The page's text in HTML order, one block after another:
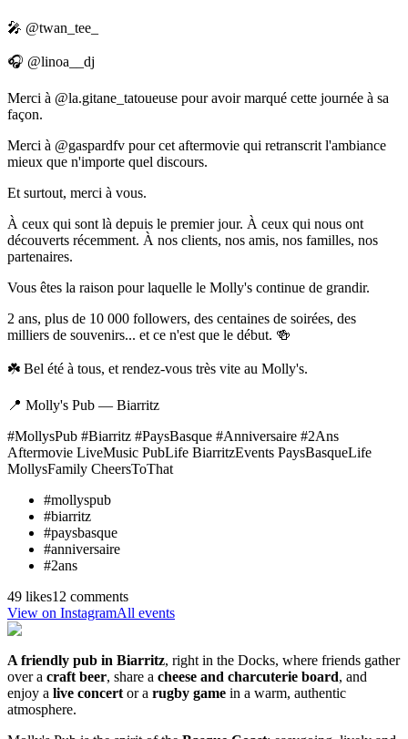
🎤 @twan_tee_
🎧 @linoa__dj
Merci à @la.gitane_tatoueuse pour avoir marqué cette journée à sa
façon.
Merci à @gaspardfv pour cet aftermovie qui retranscrit l'ambiance
mieux que n'importe quel discours.
Et surtout, merci à vous.
À ceux qui sont là depuis le premier jour. À ceux qui nous ont
découverts récemment. À nos clients, nos amis, nos familles, nos
partenaires.
Vous êtes la raison pour laquelle le Molly's continue de grandir.
2 ans, plus de 10 000 followers, des centaines de soirées, des
milliers de souvenirs... et ce n'est que le début. 🍻
☘️ Bel été à tous, et rendez-vous très vite au Molly's.
📍 Molly's Pub — Biarritz
#MollysPub #Biarritz #PaysBasque #Anniversaire #2Ans
Aftermovie LiveMusic PubLife BiarritzEvents PaysBasqueLife
MollysFamily CheersToThat
#mollyspub
#biarritz
#paysbasque
#anniversaire
#2ans
49 likes12 comments
View on InstagramAll events
A friendly pub in Biarritz, right in the Docks, where friends gather
over a craft beer, share a cheese and charcuterie board, and
enjoy a live concert or a rugby game in a warm, authentic
atmosphere.